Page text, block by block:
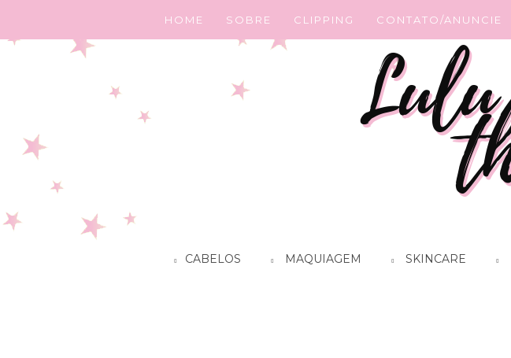
HOME SOBRE CLIPPING CONTATO/ANUNCIE
CABELOS MAQUIAGEM SKINCARE